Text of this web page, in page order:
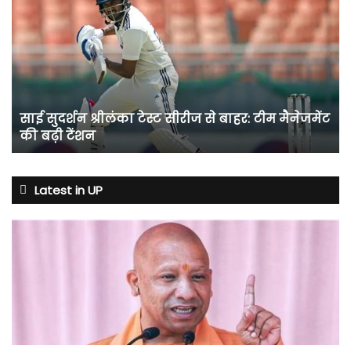
श्रीलंका
टेस्ट
सीरीज
से
मैनेजमेंट
की
बढ़ी
साई सुदर्शन श्रीलंका टेस्ट सीरीज से बाहर: टीम मैनेजमेंट
की बढ़ी टेंशन
Latest in UP